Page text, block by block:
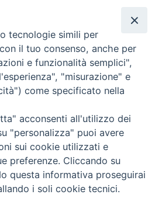
- 52100 Arezzo
tecnologie simili per
il tuo consenso, anche per
e funzionalità semplici",
"misurazione" e
come specificato nella
acconsenti all'utilizzo dei
"personalizza" puoi avere
sui cookie utilizzati e
preferenze. Cliccando su
questa informativa proseguirai
i soli cookie tecnici.